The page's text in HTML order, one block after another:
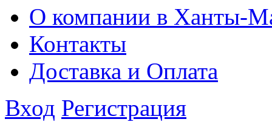
О компании в Ханты-
Контакты
Доставка и Оплата
Вход Регистрация